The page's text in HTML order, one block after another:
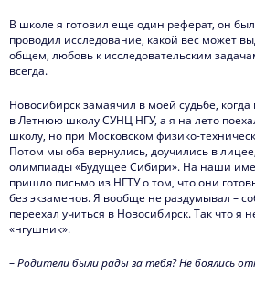
В школе я готовил еще один реферат, он
проводил исследование, какой вес может
общем, любовь к исследовательским
всегда.
Новосибирск замаячил в моей судьбе,
в Летнюю школу СУНЦ НГУ, а я на лето
школу, но при Московском физико-
Потом мы оба вернулись, доучились в
олимпиады «Будущее Сибири». На наши
пришло письмо из НГТУ о том, что они
без экзаменов. Я вообще не раздумывал –
переехал учиться в Новосибирск. Так что я
«нгушник».
–Родители были рады за тебя? Не боялись